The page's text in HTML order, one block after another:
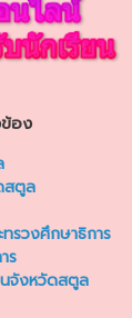
อง
สตูล
รวงศึกษาธิการ
ร
นจังหวัดสตูล